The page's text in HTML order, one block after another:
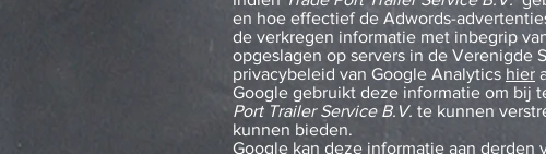
en hoe effectief de Adwords-
de verkregen informatie met inbegrip
opgeslagen op servers in de Verenigde
privacybeleid van Google Analytics hier
Google gebruikt deze informatie om bij
Port Trailer Service B.V. te kunnen
kunnen bieden.
Google kan deze informatie aan